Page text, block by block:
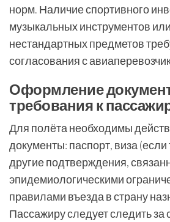
норм. Наличие спортивного
музыкальных инструментов
нестандартных предметов
согласования с
Оформление
требования к
Для полёта необходимы
документы: паспорт, виза (если
другие подтверждения,
эпидемиологическими
правилами въезда в страну
Пассажиру следует следить за